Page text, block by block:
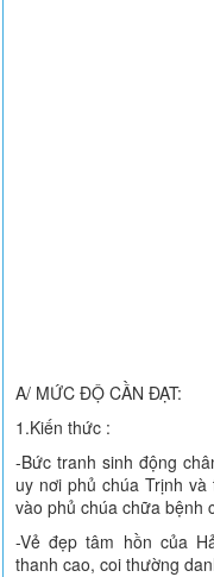
A/ MỨC ĐỘ CẦN ĐẠT:
1.Kiến thức :
-Bức tranh sinh động
uy nơi phủ chúa Trịnh và
vào phủ chúa chữa bệnh
-Vẻ đẹp tâm hồn của
thanh cao, coi thường